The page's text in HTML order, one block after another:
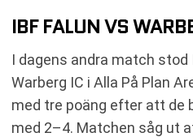
IBF FALUN VS
I dagens andra match stod
Warberg IC i Alla På Plan
med tre poäng efter att de
med 2–4. Matchen såg ut